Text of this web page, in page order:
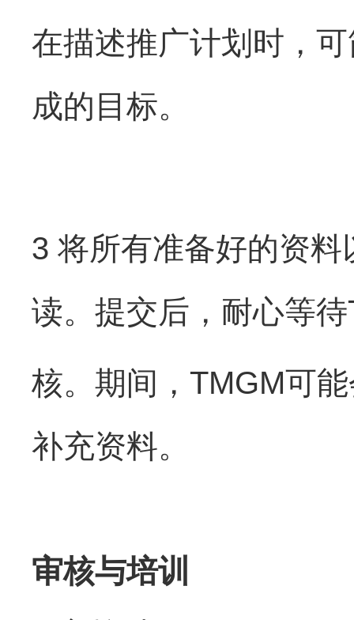
在描述推广计划时，
成的目标。
3 将所有准备好的资
读。提交后，耐心等
核。期间，TMGM可
补充资料。
审核与培训